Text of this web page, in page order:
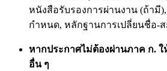
หนังสือรับรองการผ่านงาน (ถ้ามี
กำหนด, หลักฐานการเปลี่ยนชื่อ-
หากประกาศไม่ต้องผ่านภาค ก.
อื่น ๆ